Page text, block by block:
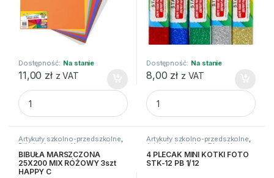
Dostępność: Na stanie
11,00 zł z VAT
BIBUŁA GŁADKA GIMBO 50X70 MIX KOLORÓW 24
Dostępność: Na stanie
8,00 zł z VAT
BIBULA METALC MAR
Artykuły szkolno-przedszkolne,
Bibuły i krepiny Kreatywne i
plastyczne
BIBUŁA MARSZCZONA
25X200 MIX RÓŻOWY 3szt
HAPPY C
Artykuły szkolno-przedszkolne,
Artykuły tekstylne Plecaki
4 PLECAK MINI KOTKI FOTO
STK-12 PB 1/12